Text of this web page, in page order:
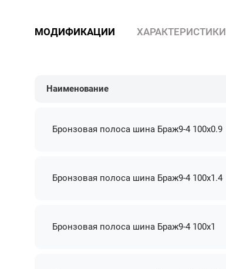
МОДИФИКАЦИИ ХАРАКТЕРИСТИКИ
Наименование
Бронзовая полоса шина Браж9-4 100х0.9
Бронзовая полоса шина Браж9-4 100х1.4
Бронзовая полоса шина Браж9-4 100х1